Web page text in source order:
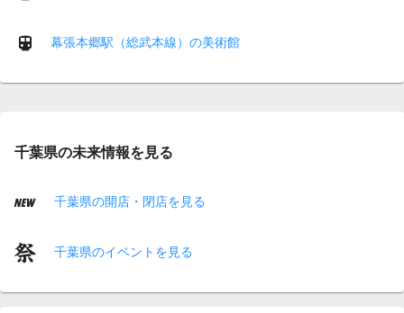
幕張本郷駅（総武本線）の美術館
千葉県の未来情報を見る
千葉県の開店・閉店を見る
千葉県のイベントを見る